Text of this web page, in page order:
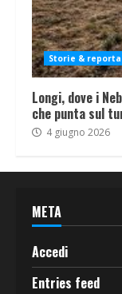
Storie &
Longi, dove i
che punta sul
4 giugno 2026
META
Accedi
Entries feed